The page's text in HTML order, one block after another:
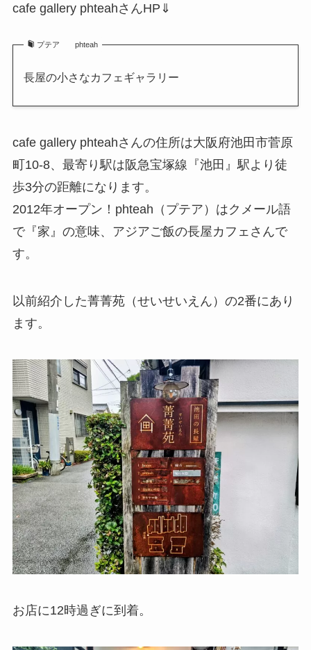
cafe gallery phteahさんHP⇓
プテア phteah
長屋の小さなカフェギャラリー
cafe gallery phteahさんの住所は大阪府池田市菅原
町10-8、最寄り駅は阪急宝塚線『池田』駅より徒
歩3分の距離になります。
2012年オープン！phteah（プテア）はクメール語
で『家』の意味、アジアご飯の長屋カフェさんで
す。
以前紹介した菁菁苑（せいせいえん）の2番にあり
ます。
お店に12時過ぎに到着。